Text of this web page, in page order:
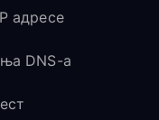
адресе
DNS-а